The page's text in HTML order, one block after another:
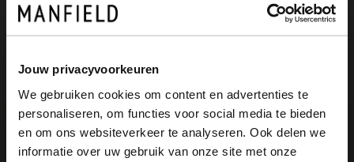
Jouw privacyvoorkeuren
We gebruiken cookies om content en advertenties te
personaliseren, om functies voor social media te bieden
en om ons websiteverkeer te analyseren. Ook delen we
informatie over uw gebruik van onze site met onze
Ich suche es für Sie
Produktdetails
×
View this website in English?